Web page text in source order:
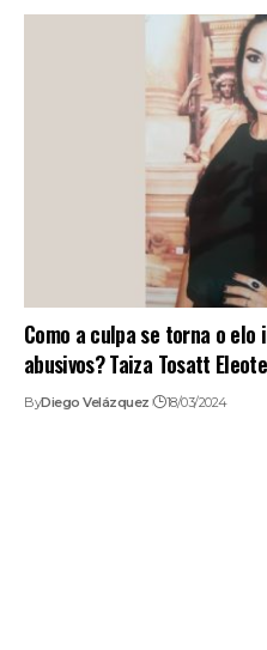
Como a culpa se torna o
abusivos? Taiza Tosatt
ByDiego Velázquez 18/03/2024